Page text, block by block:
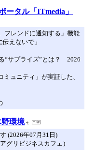
ータル「ITmedia」
フレンドに通知する」機能
えないで」
“サプライズ”とは？ 2026
ュニティ」が実証した、
環境
(2026年07月31日)
グリビジネスカフェ）